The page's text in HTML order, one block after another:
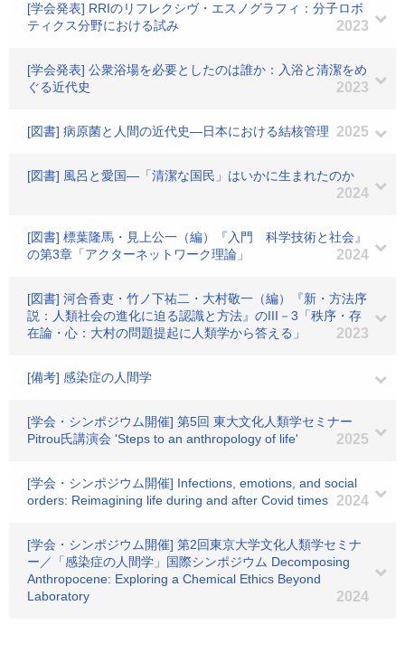
[学会発表] RRIのリフレクシヴ・エスノグラフィ：分子ロボ
ティクス分野における試み
2023
[学会発表] 公衆浴場を必要としたのは誰か：入浴と清潔をめ
ぐる近代史
2023
[図書] 病原菌と人間の近代史―日本における結核管理 2025
[図書] 風呂と愛国―「清潔な国民」はいかに生まれたのか
2024
[図書] 標葉隆馬・見上公一（編）『入門 科学技術と社会』
の第3章「アクターネットワーク理論」
2024
[図書] 河合香吏・竹ノ下祐二・大村敬一（編）『新・方法序
説：人類社会の進化に迫る認識と方法』のIII－3「秩序・存
在論・心：大村の問題提起に人類学から答える」
2023
[備考] 感染症の人間学
[学会・シンポジウム開催] 第5回 東大文化人類学セミナー
Pitrou氏講演会 'Steps to an anthropology of life'
2025
[学会・シンポジウム開催] Infections, emotions, and social
orders: Reimagining life during and after Covid times
2024
[学会・シンポジウム開催] 第2回東京大学文化人類学セミナ
ー／「感染症の人間学」国際シンポジウム Decomposing
Anthropocene: Exploring a Chemical Ethics Beyond
Laboratory
2024